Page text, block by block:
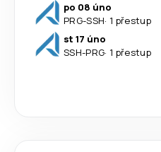
po 08 úno
PRG-SSH· 1 přestup
st 17 úno
SSH-PRG· 1 přestup